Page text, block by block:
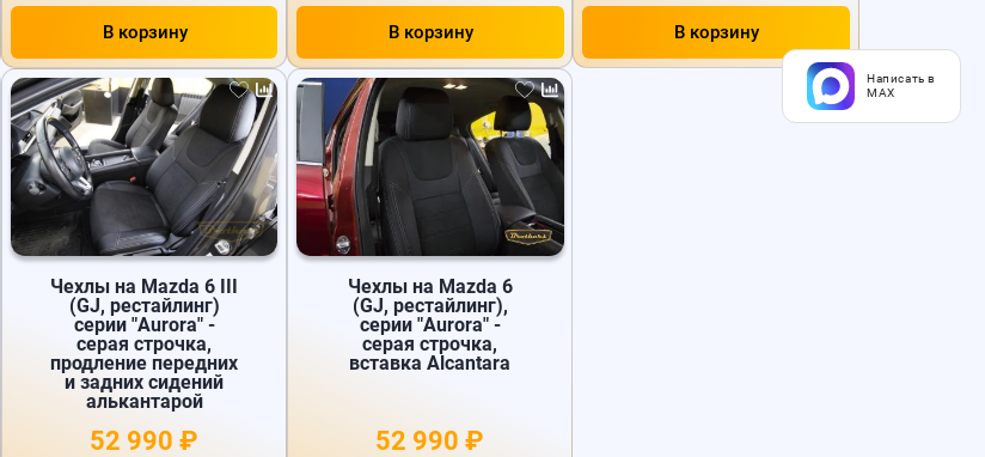
В корзину В корзину В корзину
Чехлы на Mazda 6 III
(GJ, рестайлинг)
серии "Aurora" -
серая строчка,
продление передних
и задних сидений
алькантарой
52 990 ₽
Чехлы на Mazda 6
(GJ, рестайлинг),
серии "Aurora" -
серая строчка,
вставка Alcantara
52 990 ₽
Написать в
MAX